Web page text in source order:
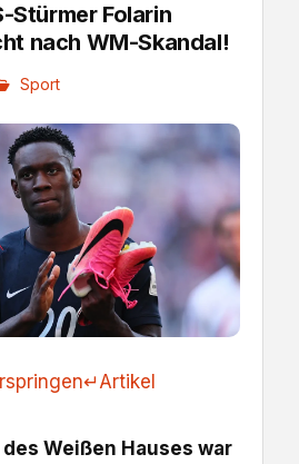
Stürmer Folarin
nach WM-Skandal!
Sport
↵Artikel
Weißen Hauses war